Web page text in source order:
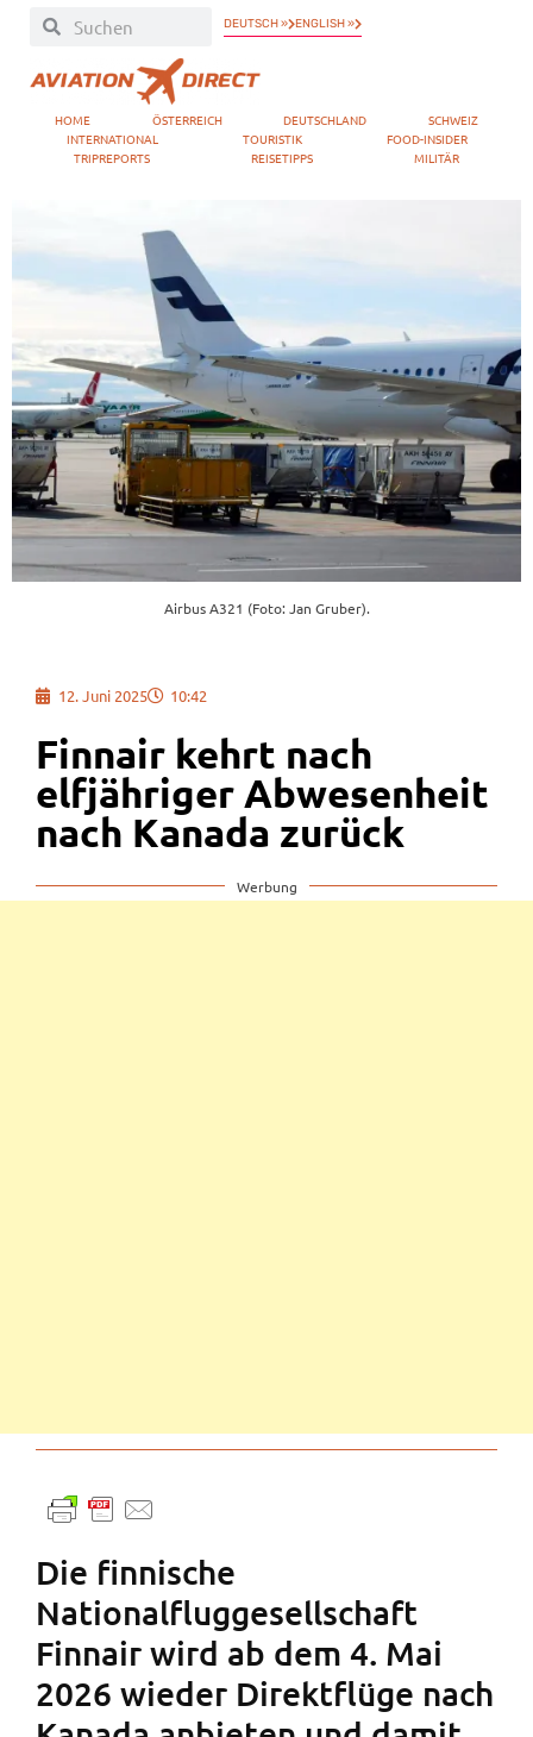
DEUTSCH » ENGLISH »
HOME ÖSTERREICH DEUTSCHLAND
SCHWEIZ
INTERNATIONAL
TOURISTIK
FOOD-INSIDER
TRIPREPORTS
REISETIPPS MILITÄR
Airbus A321 (Foto: Jan Gruber).
12. Juni 2025 10:42
Finnair kehrt nach
elfjähriger Abwesenheit
nach Kanada zurück
Werbung
Die finnische
Nationalfluggesellschaft
Finnair wird ab dem 4. Mai
2026 wieder Direktflüge nach